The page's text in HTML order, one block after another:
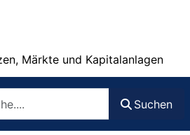
Märkte und Kapitalanlagen
Suchen